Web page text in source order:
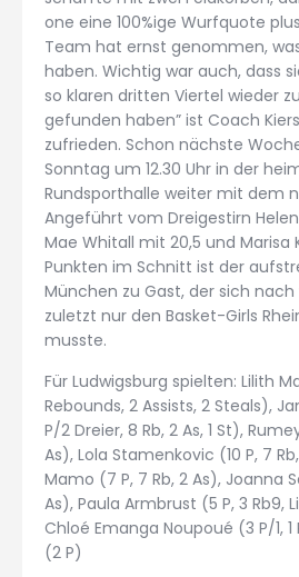
one eine 100%ige Wurfquote
Team hat ernst genommen,
haben. Wichtig war auch, dass
so klaren dritten Viertel wieder
gefunden haben” ist Coach
zufrieden. Schon nächste
Sonntag um 12.30 Uhr in der
Rundsporthalle weiter mit dem
Angeführt vom Dreigestirn
Mae Whitall mit 20,5 und Marisa
Punkten im Schnitt ist der
München zu Gast, der sich nach
zuletzt nur den Basket-Girls
musste.
Für Ludwigsburg spielten: Lilith
Rebounds, 2 Assists, 2 Steals),
P/2 Dreier, 8 Rb, 2 As, 1 St),
As), Lola Stamenkovic (10 P, 7
Mamo (7 P, 7 Rb, 2 As), Joanna
As), Paula Armbrust (5 P, 3 Rb9,
Chloé Emanga Noupoué (3 P/1, 1
(2 P)